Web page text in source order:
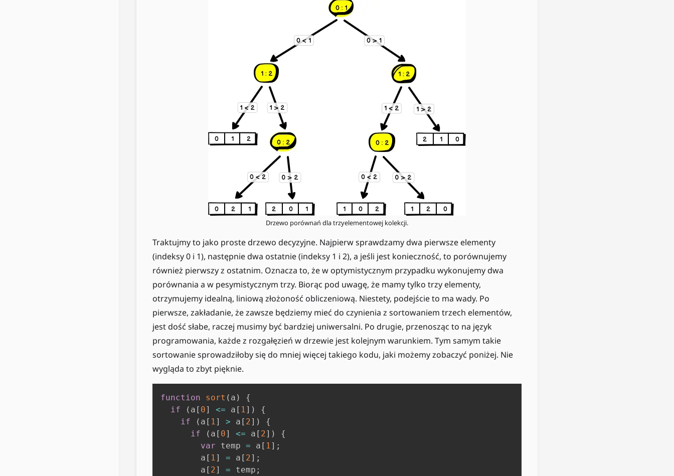
Drzewo porównań dla trzyelementowej kolekcji.
Traktujmy to jako proste drzewo decyzyjne. Najpierw sprawdzamy dwa pierwsze elementy
(indeksy 0 i 1), następnie dwa ostatnie (indeksy 1 i 2), a jeśli jest konieczność, to porównujemy
również pierwszy z ostatnim. Oznacza to, że w optymistycznym przypadku wykonujemy dwa
porównania a w pesymistycznym trzy. Biorąc pod uwagę, że mamy tylko trzy elementy,
otrzymujemy idealną, liniową złożoność obliczeniową. Niestety, podejście to ma wady. Po
pierwsze, zakładanie, że zawsze będziemy mieć do czynienia z sortowaniem trzech elementów,
jest dość słabe, raczej musimy być bardziej uniwersalni. Po drugie, przenosząc to na język
programowania, każde z rozgałęzień w drzewie jest kolejnym warunkiem. Tym samym takie
sortowanie sprowadziłoby się do mniej więcej takiego kodu, jaki możemy zobaczyć poniżej. Nie
wygląda to zbyt pięknie.
function sort ( a )
{
if
( a [ 0] <= a [ 1] )
{
if
( a [ 1] > a [ 2] )
{
if
( a [ 0] <= a [ 2] )
{
var temp = a [ 1] ;
        a
[ 1] = a [ 2] ;
        a
[ 2] = temp ;